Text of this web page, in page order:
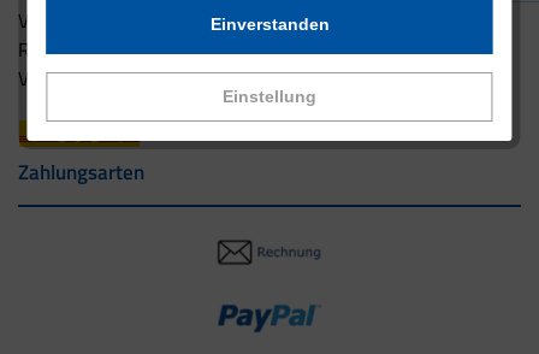
Einstellung
Einverstanden
Versandbedingungen
Rücksendung
Versandpartner innerhalb Deutschlands
Zahlungsarten